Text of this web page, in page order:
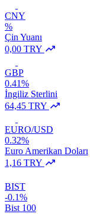
CNY
%
Çin Yuanı
0,00 TRY
GBP
0.41%
İngiliz Sterlini
64,45 TRY
EURO/USD
0.32%
Euro Amerikan Doları
1,16 TRY
BIST
-0.1%
Bist 100